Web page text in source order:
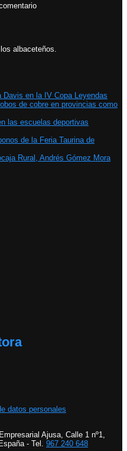
albaceteños.
Davis en la IV Copa Leyendas
de cobre en provincias como
las escuelas deportivas
de la Feria Taurina de
Rural, Andrés Gómez Mora
datos personales
Ajusa, Calle 1 nº1,
- Tel. 967 240 648